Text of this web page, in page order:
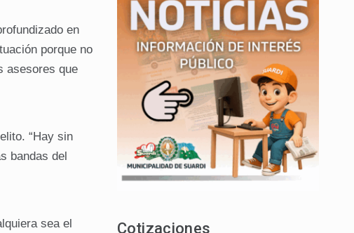
en
porque no
asesores que
“Hay sin
bandas del
sea el
Cotizaciones